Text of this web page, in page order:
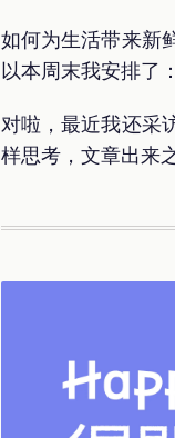
如何为生活带来新
以本周末我安排了
对啦，最近我还采
样思考，文章出来